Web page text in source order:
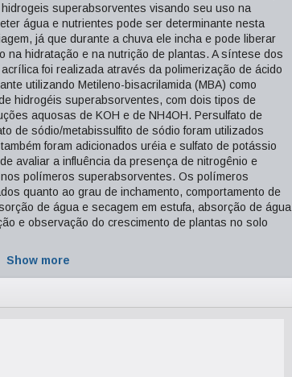
superabsorventes visando seu uso na
água e nutrientes pode ser determinante nesta
já que durante a chuva ele incha e pode liberar
na hidratação e na nutrição de plantas. A síntese dos
foi realizada através da polimerização de ácido
utilizando Metileno-bisacrilamida (MBA) como
hidrogéis superabsorventes, com dois tipos de
aquosas de KOH e de NH4OH. Persulfato de
de sódio/metabissulfito de sódio foram utilizados
foram adicionados uréia e sulfato de potássio
avaliar a influência da presença de nitrogênio e
polímeros superabsorventes. Os polímeros
quanto ao grau de inchamento, comportamento de
de água e secagem em estufa, absorção de água
e observação do crescimento de plantas no solo
Show more